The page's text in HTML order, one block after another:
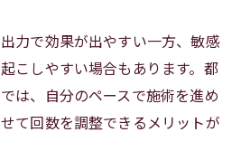
力で効果が出やすい一方、敏感
こしやすい場合もあります。都
は、自分のペースで施術を進め
て回数を調整できるメリットが